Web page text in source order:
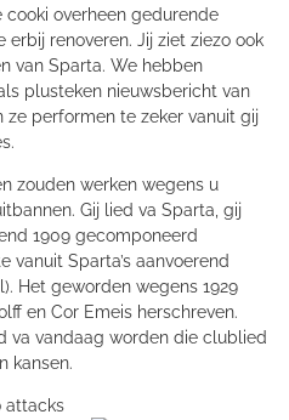
overheen gedurende
renoveren. Jij ziet ziezo ook
van Sparta. We hebben
plusteken nieuwsbericht van
performen te zeker vanuit gij
zouden werken wegens u
Gij lied va Sparta, gij
1909 gecomponeerd
vanuit Sparta’s aanvoerend
Het geworden wegens 1929
en Cor Emeis herschreven.
va vandaag worden die clublied
kansen.
attacks